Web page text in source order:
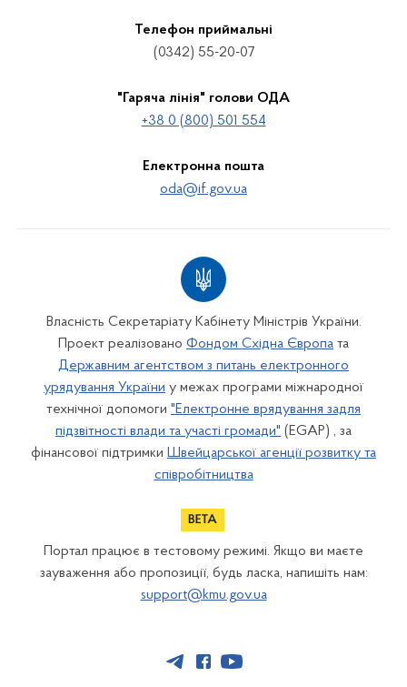
Телефон приймальні
(0342) 55-20-07
"Гаряча лінія" голови ОДА
+38 0 (800) 501 554
Електронна пошта
oda@if.gov.ua
Власність Секретаріату Кабінету Міністрів України.
Проект реалізовано Фондом Східна Європа та
Державним агентством з питань електронного
урядування України у межах програми міжнародної
технічної допомоги "Електронне врядування задля
підзвітності влади та участі громади" (EGAP) , за
фінансової підтримки Швейцарської агенції розвитку та
співробітництва
Портал працює в тестовому режимі. Якщо ви маєте
зауваження або пропозиції, будь ласка, напишіть нам:
support@kmu.gov.ua